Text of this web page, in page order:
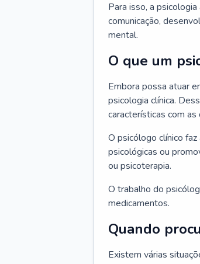
Para isso, a
comunicação,
mental.
O que um
Embora possa atuar
psicologia clínica.
características com
O psicólogo clínico
psicológicas ou
ou psicoterapia.
O trabalho do
medicamentos.
Quando
Existem várias